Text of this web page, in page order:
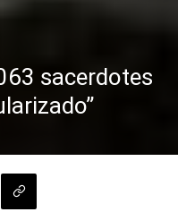
sacerdotes